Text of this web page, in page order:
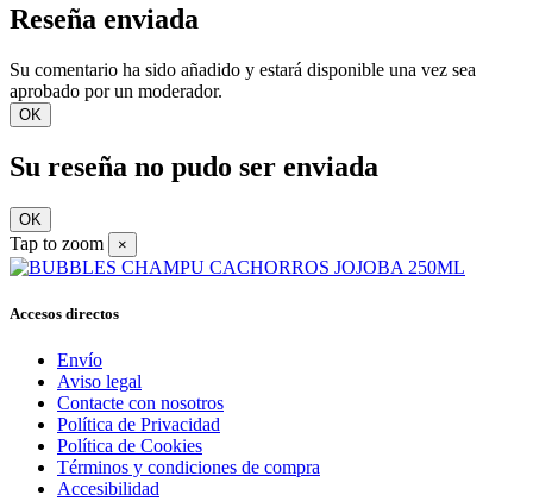
Reseña enviada
Su comentario ha sido añadido y estará disponible una vez sea
aprobado por un moderador.
OK
Su reseña no pudo ser enviada
OK
Tap to zoom ×
Accesos directos
Envío
Aviso legal
Contacte con nosotros
Política de Privacidad
Política de Cookies
Términos y condiciones de compra
Accesibilidad